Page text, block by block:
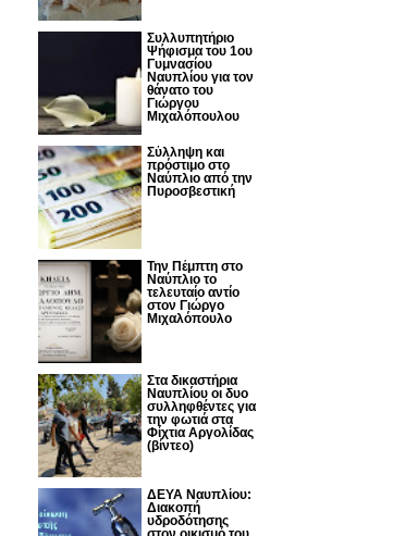
Συλλυπητήριο
Ψήφισμα του 1ου
Γυμνασίου
Ναυπλίου για τον
θάνατο του
Γιώργου
Μιχαλόπουλου
Σύλληψη και
πρόστιμο στο
Ναύπλιο από την
Πυροσβεστική
Την Πέμπτη στο
Ναύπλιο το
τελευταίο αντίο
στον Γιώργο
Μιχαλόπουλο
Στα δικαστήρια
Ναυπλίου οι δυο
συλληφθέντες για
την φωτιά στα
Φίχτια Αργολίδας
(βίντεο)
ΔΕΥΑ Ναυπλίου:
Διακοπή
υδροδότησης